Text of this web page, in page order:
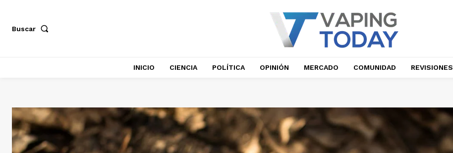
Buscar
INICIO CIENCIA POLÍTICA OPINIÓN MERCADO COMUNIDAD REVISIONES